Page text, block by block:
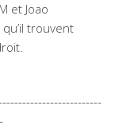
et Joao
trouvent